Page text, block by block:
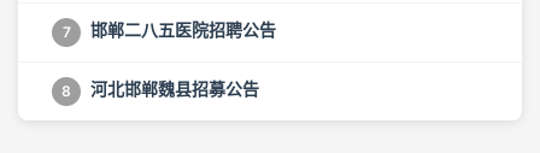
7 邯郸二八五医院招聘公告
8 河北邯郸魏县招募公告